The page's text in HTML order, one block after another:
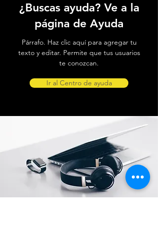
¿Buscas ayuda? Ve a la
página de Ayuda
Párrafo. Haz clic aquí para agregar tu
texto y editar. Permite que tus usuarios
te conozcan.
Ir al Centro de ayuda